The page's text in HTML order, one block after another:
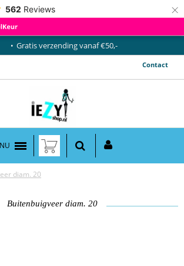
562 Reviews ×
Gratis verzending vanaf €50,-
Contact
diam. 20
Buitenbuigveer diam. 20